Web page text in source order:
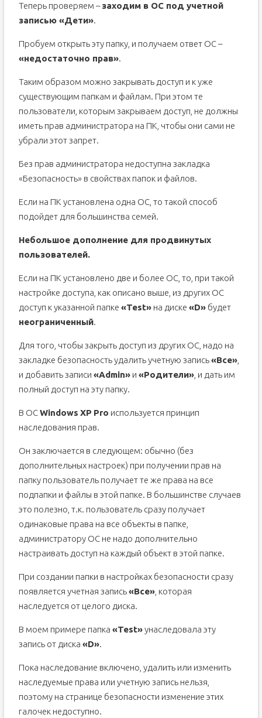
Теперь проверяем –заходим в ОС под учетной
записью «Дети».
Пробуем открыть эту папку, и получаем ответ ОС –
«недостаточно прав».
Таким образом можно закрывать доступ и к уже
существующим папкам и файлам. При этом те
пользователи, которым закрываем доступ, не должны
иметь прав администратора на ПК, чтобы они сами не
убрали этот запрет.
Без прав администратора недоступна закладка
«Безопасность» в свойствах папок и файлов.
Если на ПК установлена одна ОС, то такой способ
подойдет для большинства семей.
Небольшое дополнение для продвинутых
пользователей.
Если на ПК установлено две и более ОС, то, при такой
настройке доступа, как описано выше, из других ОС
доступ к указанной папке «Test»на диске «D»будет
неограниченный.
Для того, чтобы закрыть доступ из других ОС, надо на
закладке безопасность удалить учетную запись«Все»,
и добавить записи «Admin»и «Родители», и дать им
полный доступ на эту папку.
В ОСWindows XP Pro используется принцип
наследования прав.
Он заключается в следующем: обычно (без
дополнительных настроек) при получении прав на
папку пользователь получает те же права на все
подпапки и файлы в этой папке. В большинстве случаев
это полезно, т.к. пользователь сразу получает
одинаковые права на все объекты в папке,
администратору ОС не надо дополнительно
настраивать доступ на каждый объект в этой папке.
При создании папки в настройках безопасности сразу
появляется учетная запись«Все», которая
наследуется от целого диска.
В моем примере папка «Test»унаследовала эту
запись от диска «D».
Пока наследование включено, удалить или изменить
наследуемые права или учетную запись нельзя,
поэтому на странице безопасности изменение этих
галочек недоступно.